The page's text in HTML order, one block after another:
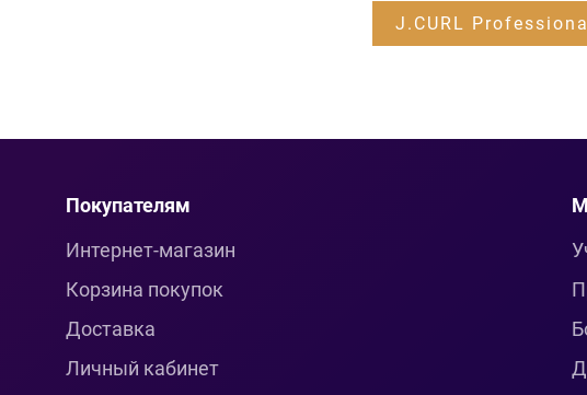
J.CURL
Покупателям
Интернет-магазин
Корзина покупок
Доставка
Личный кабинет